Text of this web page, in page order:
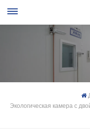
Экологическая камера с